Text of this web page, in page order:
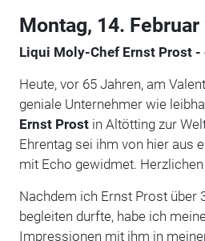
Montag, 14. Februar
Liqui Moly-Chef Ernst Prost -
Heute, vor 65 Jahren, am
geniale Unternehmer wie
Ernst Prostin Altötting zur
Ehrentag sei ihm von hier aus
mit Echo gewidmet.
Nachdem ich Ernst Prost über
begleiten durfte, habe ich
Impressionen mit ihm in